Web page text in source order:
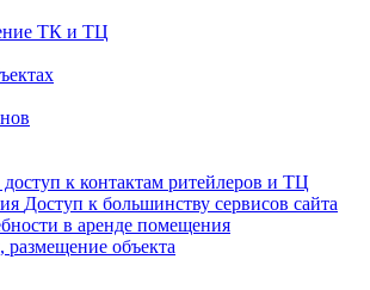
ТК и ТЦ
к контактам ритейлеров и ТЦ
Доступ к большинству сервисов сайта
в аренде помещения
объекта